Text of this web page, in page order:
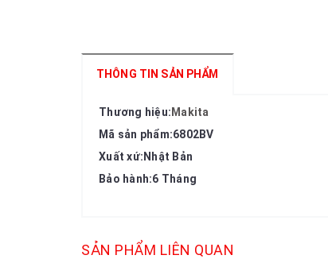
THÔNG TIN SẢN PHẨM
Thương hiệu:Makita
Mã sản phẩm:6802BV
Xuất xứ:Nhật Bản
Bảo hành:6 Tháng
SẢN PHẨM LIÊN QUAN